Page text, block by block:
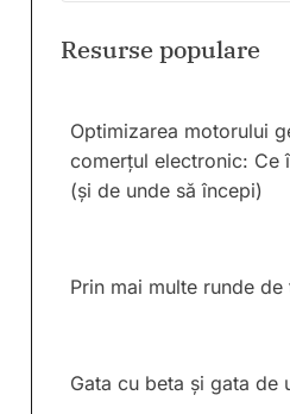
Resurse populare
Optimizarea motorului
comerțul electronic: Ce
(și de unde să începi)
Prin mai multe runde de
Gata cu beta și gata de